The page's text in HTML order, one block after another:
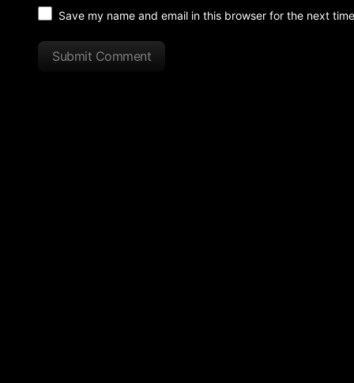
Save my name and email in this browser for the next
Submit Comment